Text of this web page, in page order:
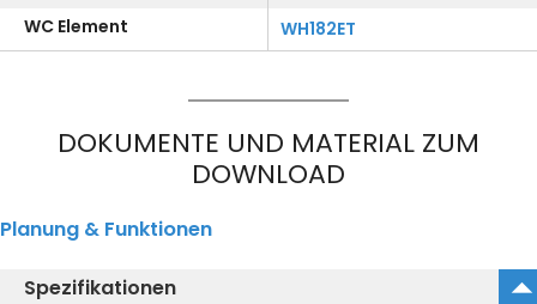
WC Element
WH182ET
DOKUMENTE UND MATERIAL ZUM
DOWNLOAD
Planung & Funktionen
Spezifikationen